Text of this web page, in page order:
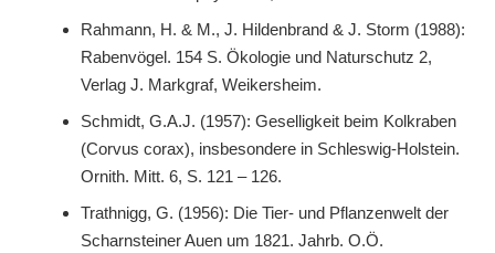
Rahmann, H. & M., J. Hildenbrand & J. Storm (1988):
Rabenvögel. 154 S. Ökologie und Naturschutz 2,
Verlag J. Markgraf, Weikersheim.
Schmidt, G.A.J. (1957): Geselligkeit beim Kolkraben
(Corvus corax), insbesondere in Schleswig-Holstein.
Ornith. Mitt. 6, S. 121 – 126.
Trathnigg, G. (1956): Die Tier- und Pflanzenwelt der
Scharnsteiner Auen um 1821. Jahrb. O.Ö.